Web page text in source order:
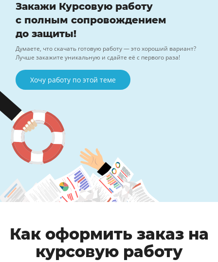
Закажи Курсовую работу
с полным сопровождением
до защиты!
Думаете, что скачать готовую работу — это хороший вариант?
Лучше закажите уникальную и сдайте её с первого раза!
Хочу работу по этой теме
Как оформить заказ на
курсовую работу